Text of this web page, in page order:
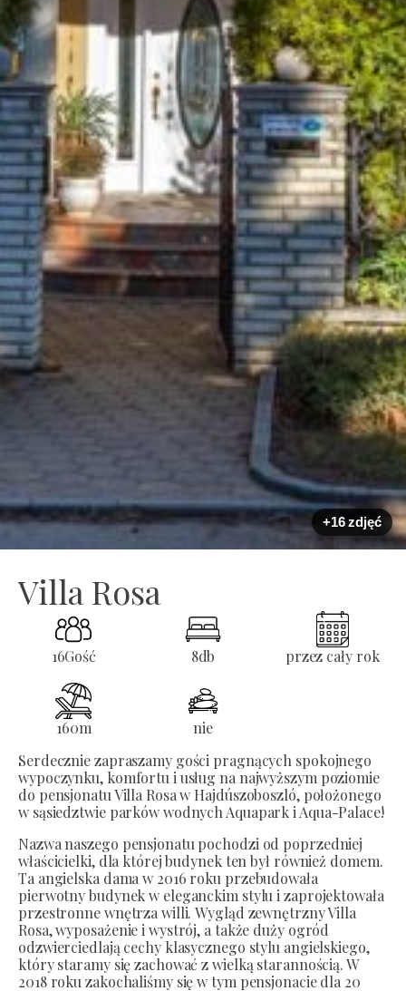
+16 zdjęć
Villa Rosa
16Gość 8db przez cały rok
160m
nie
Serdecznie zapraszamy gości pragnących spokojnego
wypoczynku, komfortu i usług na najwyższym poziomie
do pensjonatu Villa Rosa w Hajdúszoboszló, położonego
w sąsiedztwie parków wodnych Aquapark i Aqua-Palace!
Nazwa naszego pensjonatu pochodzi od poprzedniej
właścicielki, dla której budynek ten był również domem.
Ta angielska dama w 2016 roku przebudowała
pierwotny budynek w eleganckim stylu i zaprojektowała
przestronne wnętrza willi. Wygląd zewnętrzny Villa
Rosa, wyposażenie i wystrój, a także duży ogród
odzwierciedlają cechy klasycznego stylu angielskiego,
który staramy się zachować z wielką starannością. W
2018 roku zakochaliśmy się w tym pensjonacie dla 20